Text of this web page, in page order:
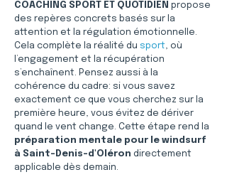
COACHING SPORT ET QUOTIDIEN propose
des repères concrets basés sur la
attention et la régulation émotionnelle.
Cela complète la réalité du sport, où
l’engagement et la récupération
s’enchaînent. Pensez aussi à la
cohérence du cadre: si vous savez
exactement ce que vous cherchez sur la
première heure, vous évitez de dériver
quand le vent change. Cette étape rend la
préparation mentale pour le windsurf
à Saint-Denis-d'Oléron directement
applicable dès demain.